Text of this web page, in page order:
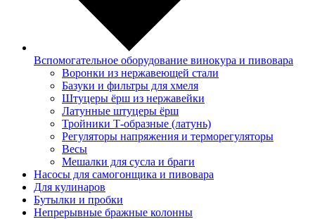
Вспомогательное оборудование винокура и пивовара
Воронки из нержавеющей стали
Базуки и фильтры для хмеля
Штуцеры ёрш из нержавейки
Латунные штуцеры ёрш
Тройники Т-образные (латунь)
Регуляторы напряжения и терморегуляторы
Весы
Мешалки для сусла и браги
Насосы для самогонщика и пивовара
Для кулинаров
Бутылки и пробки
Непрерывные бражные колонны